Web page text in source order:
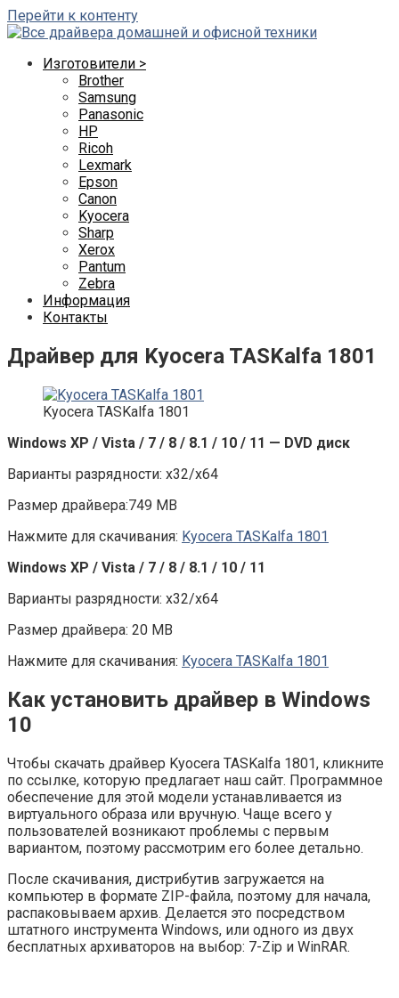
Перейти к контенту
Изготовители >
Brother
Samsung
Panasonic
HP
Ricoh
Lexmark
Epson
Canon
Kyocera
Sharp
Xerox
Pantum
Zebra
Информация
Контакты
Драйвер для Kyocera TASKalfa 1801
Kyocera TASKalfa 1801
Windows XP / Vista / 7 / 8 / 8.1 / 10 / 11 — DVD диск
Варианты разрядности: x32/x64
Размер драйвера:749 MB
Нажмите для скачивания: Kyocera TASKalfa 1801
Windows XP / Vista / 7 / 8 / 8.1 / 10 / 11
Варианты разрядности: x32/x64
Размер драйвера: 20 MB
Нажмите для скачивания: Kyocera TASKalfa 1801
Как установить драйвер в Windows
10
Чтобы скачать драйвер Kyocera TASKalfa 1801, кликните
по ссылке, которую предлагает наш сайт. Программное
обеспечение для этой модели устанавливается из
виртуального образа или вручную. Чаще всего у
пользователей возникают проблемы с первым
вариантом, поэтому рассмотрим его более детально.
После скачивания, дистрибутив загружается на
компьютер в формате ZIP-файла, поэтому для начала,
распаковываем архив. Делается это посредством
штатного инструмента Windows, или одного из двух
бесплатных архиваторов на выбор: 7-Zip и WinRAR.